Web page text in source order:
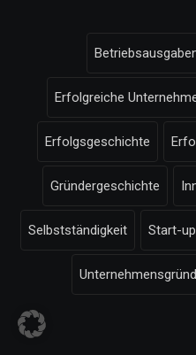
Erfolgreiche
Erfolgsgeschichte
Gründergeschichte
Selbstständigkeit Start-up